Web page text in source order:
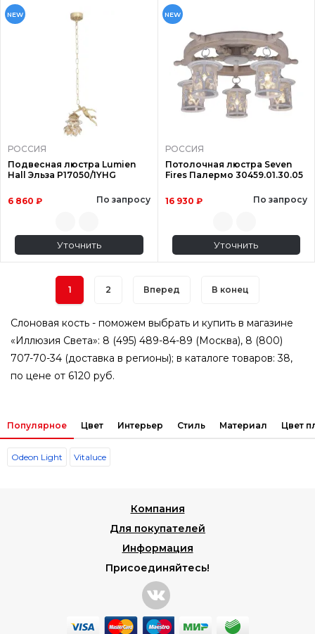
NEW
РОССИЯ
Подвесная люстра Lumien
Hall Эльза P17050/1YHG
6 860 ₽ По запросу
Уточнить
NEW
РОССИЯ
Потолочная люстра Seven
Fires Палермо 30459.01.30.05
16 930 ₽ По запросу
Уточнить
1 2 Вперед В конец
Слоновая кость - поможем выбрать и купить в магазине
«Иллюзия Света»: 8 (495) 489-84-89 (Москва), 8 (800)
707-70-34 (доставка в регионы); в каталоге товаров: 38,
по цене от 6120 руб.
Популярное Цвет Интерьер Стиль Материал Цвет
Odeon Light Vitaluce
Компания
Для покупателей
Информация
Присоединяйтесь!